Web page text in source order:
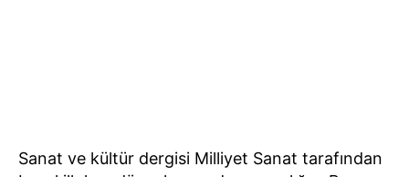
Sanat ve kültür dergisi Milliyet Sanat tarafından